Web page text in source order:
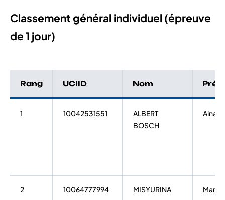
Classement général individuel (épreuve
de 1 jour)
Rang UCIID Nom
1 10042531551
ALBERT
BOSCH
Ainara
2 10064777994 MISYURINA